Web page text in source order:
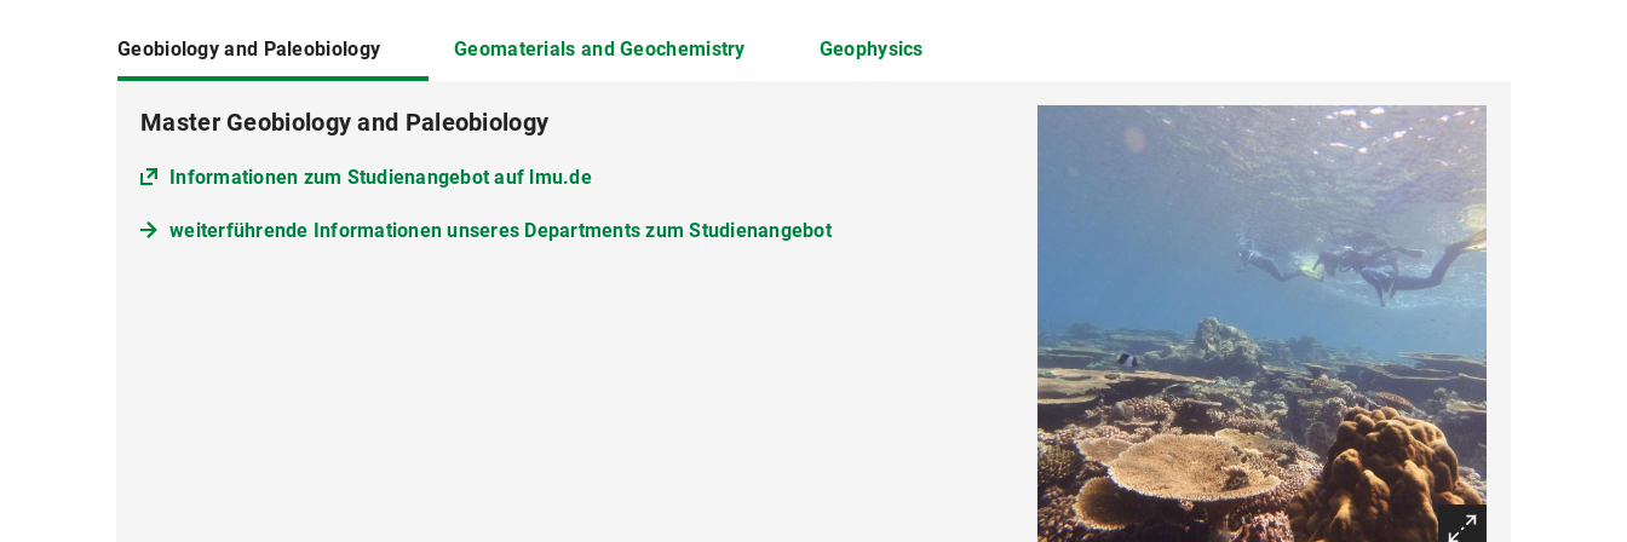
Geobiology and Paleobiology Geomaterials and Geochemistry Geophysics
Master Geobiology and Paleobiology
Informationen zum Studienangebot auf lmu.de
weiterführende Informationen unseres Departments zum Studienangebot
Informationen zum Studiengang auf lmu.de
weiterführende Informationen des Departments (EN)
Informationen zum Studienangebot auf lmu.de
weiterführende Informationen des Departments